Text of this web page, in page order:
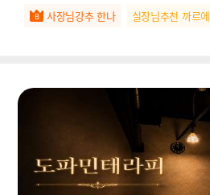
사장님강추 한나 실장님추천 까르에